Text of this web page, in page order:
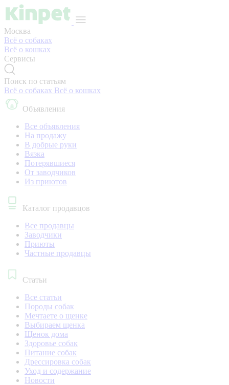
Москва
Всё о собаках
Всё о кошках
Сервисы
Поиск по статьям
Всё о собаках Всё о кошках
Объявления
Все объявления
На продажу
В добрые руки
Вязка
Потерявшиеся
От заводчиков
Из приютов
Каталог продавцов
Все продавцы
Заводчики
Приюты
Частные продавцы
Статьи
Все статьи
Породы собак
Мечтаете о щенке
Выбираем щенка
Щенок дома
Здоровье собак
Питание собак
Дрессировка собак
Уход и содержание
Новости